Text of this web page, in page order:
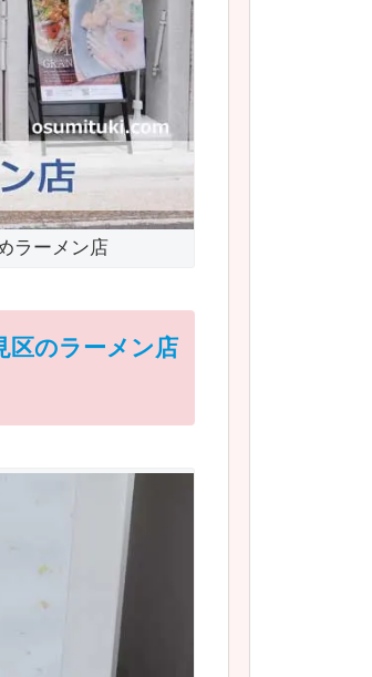
ラーメン店
区のラーメン店